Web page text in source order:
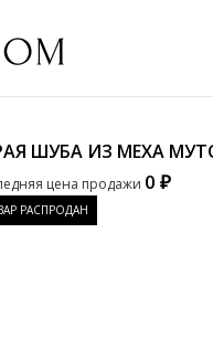
ШУБА ИЗ МЕХА
цена продажи 0 ₽
РАСПРОДАН